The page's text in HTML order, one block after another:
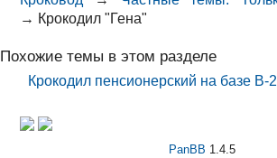
→ Крокодил "Гена"
Похожие темы в этом разделе
Крокодил пенсионерский на базе В-
PanBB 1.4.5